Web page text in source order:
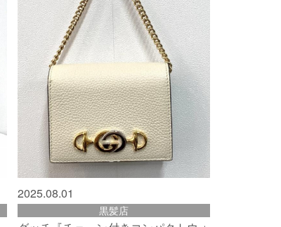
2025.08.01
黒髪店